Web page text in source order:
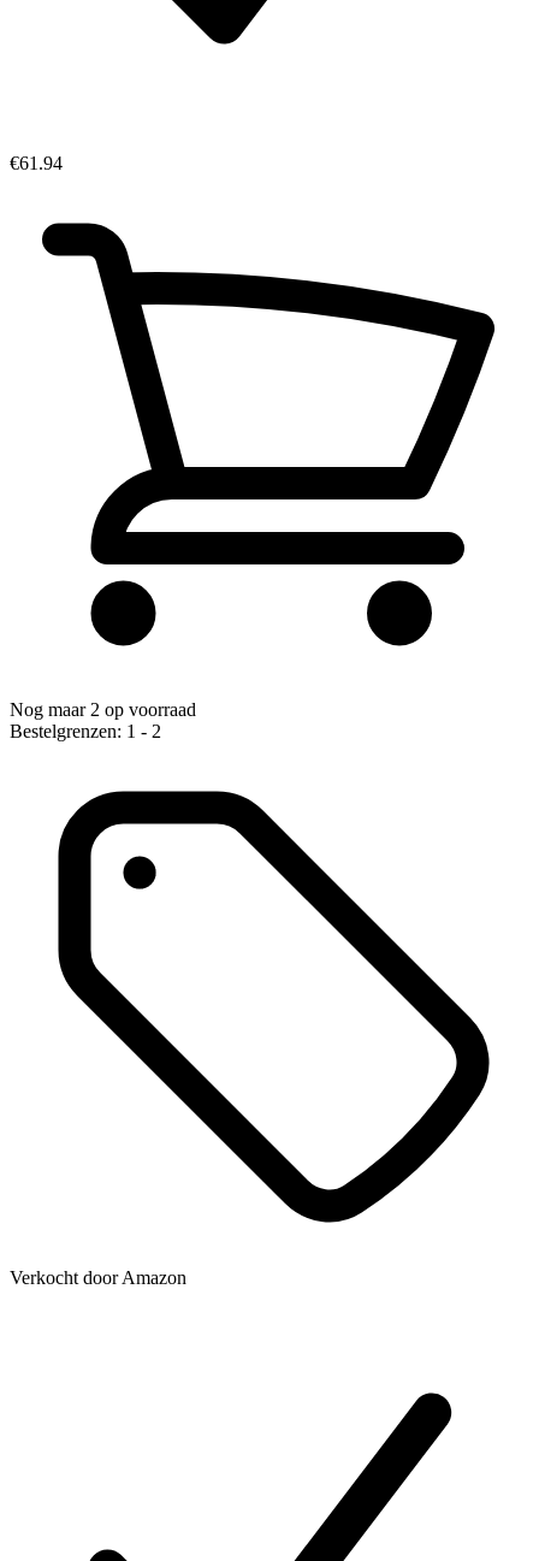
€61.94
Nog maar 2 op voorraad
Bestelgrenzen: 1 - 2
Verkocht doorAmazon